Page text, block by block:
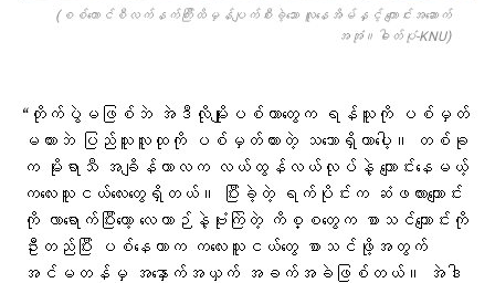
(စစ်​ကောင်စီလက်နက်ကြီးထိမှန်ပျက်စီးခဲ့​သော လူ​နေအိမ်နှင့် ​ကျောင်းအ​ဆောက်
အအုံ။ဓါတ်ပုံ-KNU)
“တိုက်ပွဲမဖြစ်ဘဲ အဲဒီလိုမျိုးပစ်တာတွေက ရန်သူကို ပစ်မှတ်
မထားဘဲ ပြည်သူလူထုကို ပစ်မှတ်ထားတဲ့ သဘောရှိတာပေါ့။ တစ်ခု
က မိုးရာသီ အချိန်ကာလက လယ်ထွန်လယ်လုပ်နဲ့ ကျောင်းနေမယ့်
ကလေးသူငယ်လေးတွေရှိတယ်။ ပြီးခဲ့တဲ့ ရက်ပိုင်းက ဆံဖလားကျောင်း
ကို လာရောက်ပြီးတော့ လေယာဉ်နဲ့ဗုံးကြဲတဲ့ ကိစ္စတွေက စာသင်ကျောင်းကို
ဦးတည်ပြီး ပစ်နေတာက ကလေးသူငယ်တွေ စာသင်ဖို့အတွက်
အင်မတန်မှ အနှောက်အယှက် အခက်အခဲဖြစ်တယ်။ အဲဒါ